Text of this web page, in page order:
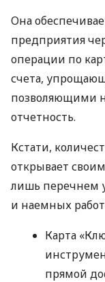
Она
предприятия
операции по
счета,
позволяющими
отчетность.
Кстати,
открывает
лишь перечнем
и наемных
Карта
прямой